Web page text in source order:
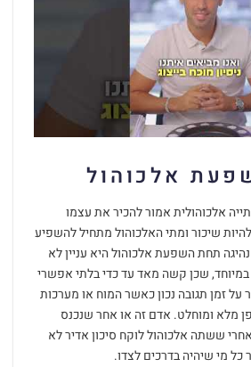
אלכוהול
אלכוהולית אמור להכיר את עצמו
שיכור ומתי האלכוהול מתחיל להשפיע
תחת השפעת אלכוהול היא עניין לא
שכן קשה מאד עד כדי בלתי אפשרי
זמן תגובה נכון כאשר המוח או מערכות
מלא ומוחלט. אדם זה או אחר שנכנס
ששתה אלכוהול לוקח סיכון אדיר לא
מי שיהיה בדרכים לצדו.